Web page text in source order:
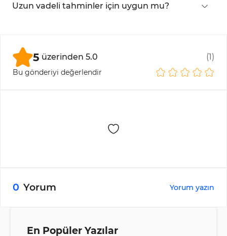
Uzun vadeli tahminler için uygun mu?
tasarlanmıştır ve
olarak kullanılmamalıdır.
5 üzerinden 5.0 (1)
Bu gönderiyi değerlendir
0 Yorum Yorum yazın
En Popüler Yazılar